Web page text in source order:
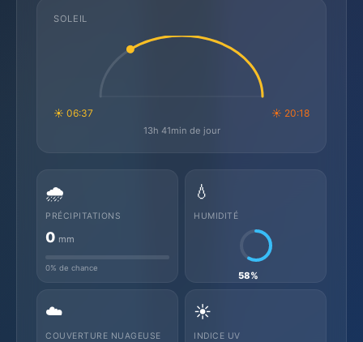
SOLEIL
☀ 06:37 ☀ 20:18
13h 41min de jour
🌧️
PRÉCIPITATIONS
0 mm
0% de chance
💧
HUMIDITÉ
58%
☁️
COUVERTURE NUAGEUSE
☀️
INDICE UV